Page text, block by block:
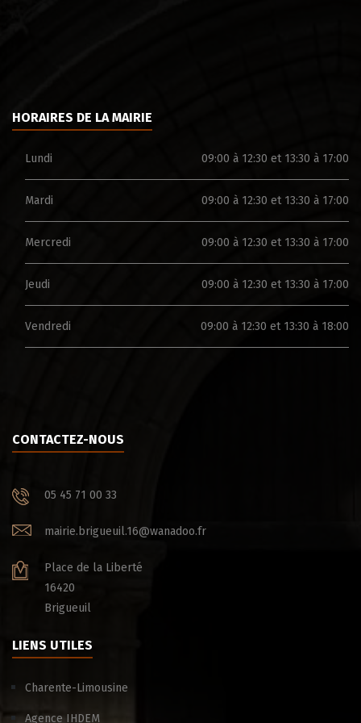
HORAIRES DE LA MAIRIE
Lundi 09:00 à 12:30 et 13:30 à 17:00
Mardi 09:00 à 12:30 et 13:30 à 17:00
Mercredi 09:00 à 12:30 et 13:30 à 17:00
Jeudi 09:00 à 12:30 et 13:30 à 17:00
Vendredi 09:00 à 12:30 et 13:30 à 18:00
CONTACTEZ-NOUS
05 45 71 00 33
mairie.brigueuil.16@wanadoo.fr
Place de la Liberté
16420
Brigueuil
LIENS UTILES
Charente-Limousine
Agence IHDEM